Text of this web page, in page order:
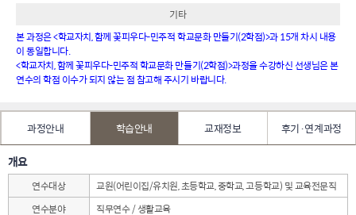
기타
본 과정은 <학교자치, 함께 꽃피우다-민주적 학교문화 만들기(2학점)>과 15개 차시 내용
이 동일합니다.
<학교자치, 함께 꽃피우다-민주적 학교문화 만들기(2학점)>과정을 수강하신 선생님은 본
연수의 학점 이수가 되지 않는 점 참고해 주시기 바랍니다.
과정안내 학습안내 교재정보 후기·연계과정
개요
연수대상
교원(어린이집/유치원, 초등학교, 중학교, 고등학교) 및 교육전문직
연수분야
직무연수 / 생활교육